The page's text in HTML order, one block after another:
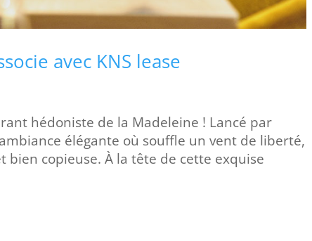
avec KNS lease
hédoniste de la Madeleine ! Lancé par
élégante où souffle un vent de liberté,
copieuse. À la tête de cette exquise